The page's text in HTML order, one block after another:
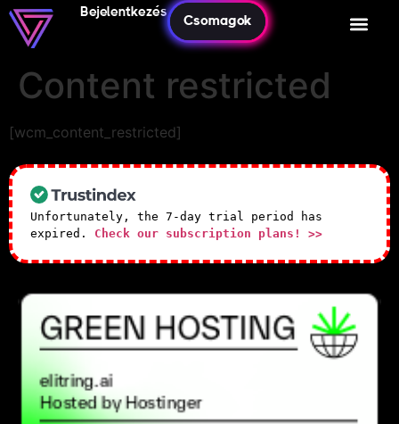
Bejelentkezés
Csomagok
Content restricted
[wcm_content_restricted]
Unfortunately, the 7-day trial period has
expired. Check our subscription plans! >>